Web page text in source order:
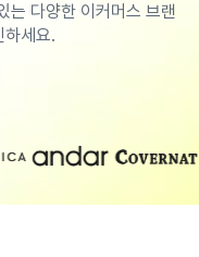
는 다양한 이커머스 브랜
하세요.